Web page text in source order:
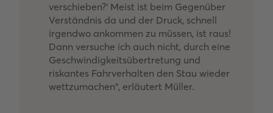
verschieben?‘ Meist ist beim Gegenüber
Verständnis da und der Druck, schnell
irgendwo ankommen zu müssen, ist raus!
Dann versuche ich auch nicht, durch eine
Geschwindigkeitsübertretung und
riskantes Fahrverhalten den Stau wieder
wettzumachen“, erläutert Müller.